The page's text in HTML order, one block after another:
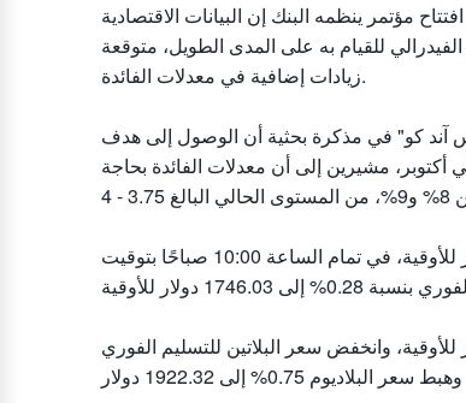
مؤتمر ينظمه البنك إن البيانات الاقتصادية
للقيام به على المدى الطويل، متوقعة
زيادات إضافية في معدلات الفائدة.
آند كو" في مذكرة بحثية أن الوصول إلى هدف
في أكتوبر، مشيرين إلى أن معدلات الفائدة بحاجة
وانخفضت العقود الآجلة للذهب تسليم ديسمبر 0.42% إلى 1747.10 دولار للأوقية، في تمام الساعة 10:00 صباحًا بتوقيت
العقود الآجلة للفضة تسليم سبتمبر 0.87% عند 20.81 دولار للأوقية، وانخفض سعر البلاتين للتسليم الفوري